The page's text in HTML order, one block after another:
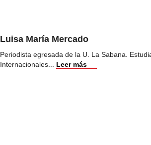
Luisa María Mercado
Periodista egresada de la U. La Sabana.
Internacionales
Leer más